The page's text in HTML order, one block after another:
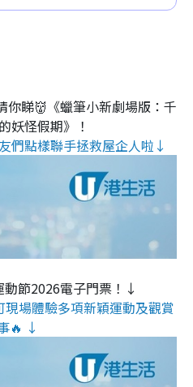
你睇👹《蠟筆小新劇場版：千
妖怪假期》！
們點樣聯手拯救屋企人啦↓
節2026電子門票！↓
場體驗多項新穎運動及觀賞
🔥 ↓